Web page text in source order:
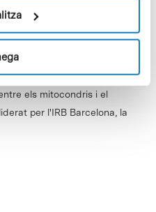
diferents variants que
els mitocondris i el
per l'IRB Barcelona, la